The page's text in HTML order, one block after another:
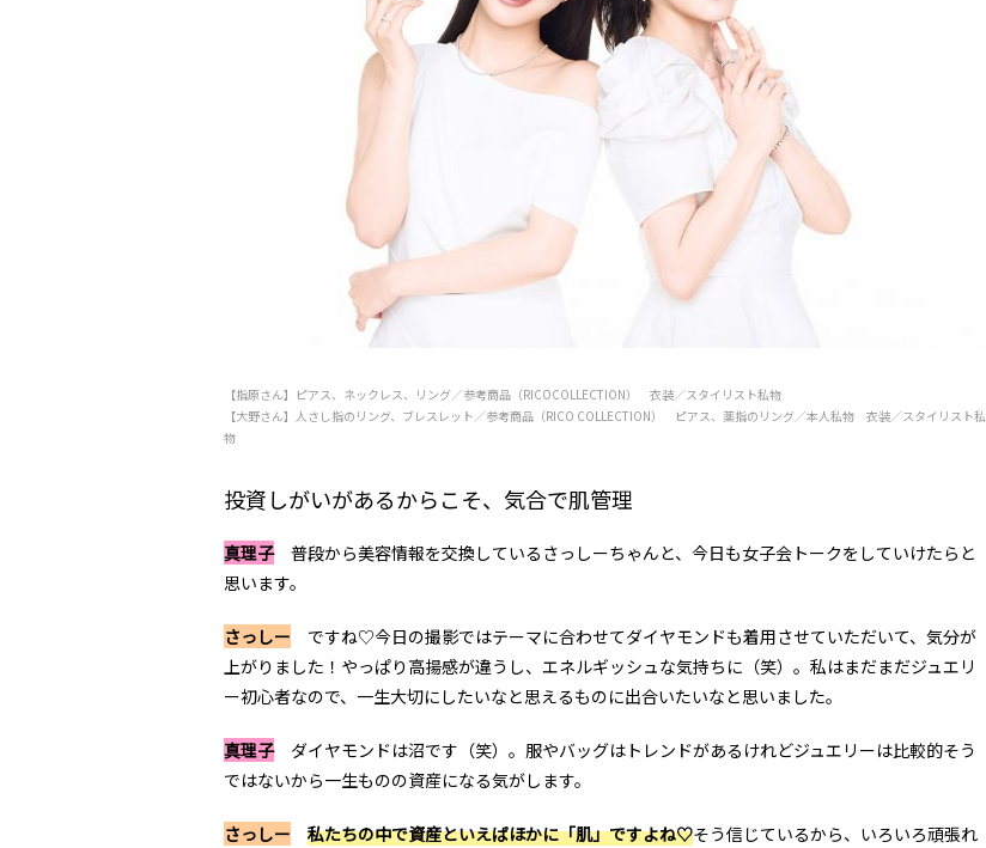
【指原さん】ピアス、ネックレス、リング／参考商品（RICOCOLLECTION） 衣装／スタイリスト私物
【大野さん】人さし指のリング、ブレスレット／参考商品（RICO COLLECTION） ピアス、薬指のリング／本人私物 衣装／スタイリスト私
物
投資しがいがあるからこそ、気合で肌管理
真理子普段から美容情報を交換しているさっしーちゃんと、今日も女子会トークをしていけたらと
思います。
さっしー ですね♡今日の撮影ではテーマに合わせてダイヤモンドも着用させていただいて、気分が
上がりました！やっぱり高揚感が違うし、エネルギッシュな気持ちに（笑）。私はまだまだジュエリ
ー初心者なので、一生大切にしたいなと思えるものに出合いたいなと思いました。
真理子ダイヤモンドは沼です（笑）。服やバッグはトレンドがあるけれどジュエリーは比較的そう
ではないから一生ものの資産になる気がします。
さっしー 私たちの中で資産といえばほかに「肌」ですよね♡そう信じているから、いろいろ頑張れ